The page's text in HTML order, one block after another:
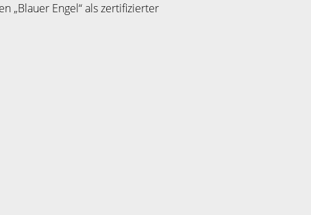
„Blauer Engel“ als zertifizierter